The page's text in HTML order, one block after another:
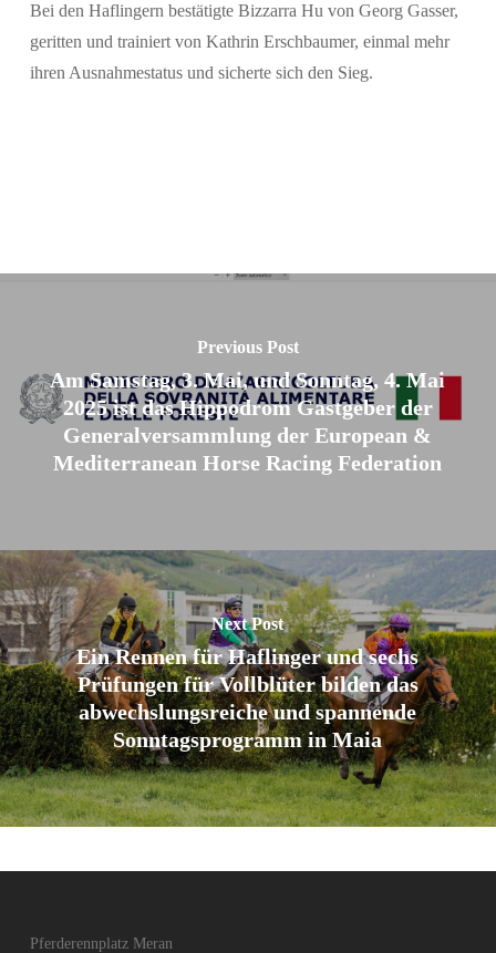
Bei den Haflingern bestätigte Bizzarra Hu von Georg Gasser,
geritten und trainiert von Kathrin Erschbaumer, einmal mehr
ihren Ausnahmestatus und sicherte sich den Sieg.
Previous Post
Am Samstag, 3. Mai, und Sonntag, 4. Mai
2025 ist das Hippodrom Gastgeber der
Generalversammlung der European &
Mediterranean Horse Racing Federation
Next Post
Ein Rennen für Haflinger und sechs
Prüfungen für Vollblüter bilden das
abwechslungsreiche und spannende
Sonntagsprogramm in Maia
Pferderennplatz Meran